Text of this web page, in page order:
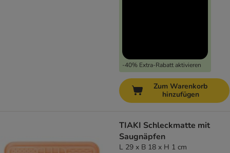
-40% Extra-Rabatt aktivieren
Zum Warenkorb
hinzufügen
TIAKI Schleckmatte mit
Saugnäpfen
L 29 x B 18 x H 1 cm